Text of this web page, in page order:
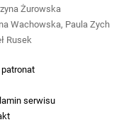
serwisu
Żurowska
Wachowska, Paula Zych
Rusek